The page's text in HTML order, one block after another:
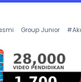
Group Junior